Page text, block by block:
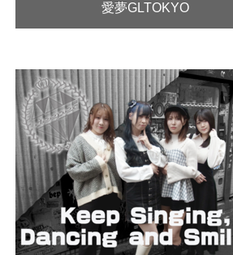
愛夢GLTOKYO